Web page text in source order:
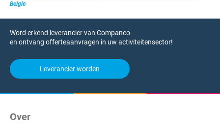
België
Word erkend leverancier van Companeo
en ontvang offerteaanvragen in uw activiteitensector!
Leverancier worden
Over